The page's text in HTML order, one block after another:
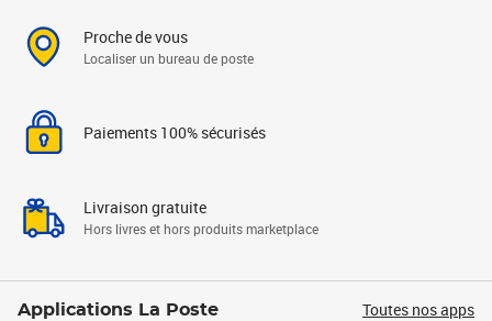
Proche de vous
Localiser un bureau de poste
Paiements 100% sécurisés
Livraison gratuite
Hors livres et hors produits marketplace
Applications La Poste Toutes nos apps